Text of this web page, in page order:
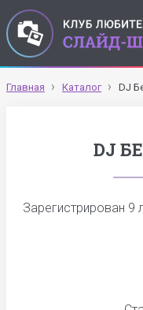
Главная Каталог DJ
DJ
Зарегистрирован 9